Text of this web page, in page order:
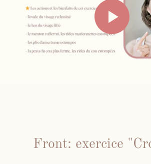
Front: exercice